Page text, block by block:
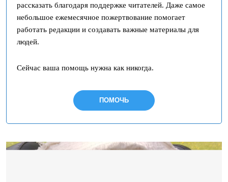
рассказать благодаря поддержке читателей. Даже самое
небольшое ежемесячное пожертвование помогает
работать редакции и создавать важные материалы для
людей.
Сейчас ваша помощь нужна как никогда.
ПОМОЧЬ